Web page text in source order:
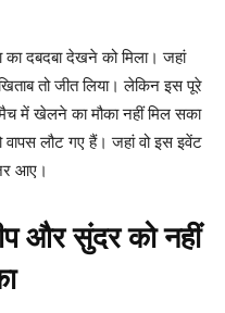
का दबदबा देखने को मिला। जहां
तो जीत लिया। लेकिन इस पूरे
में खेलने का मौका नहीं मिल सका
लौट गए हैं। जहां वो इस इवेंट
आए।
और सुंदर को नहीं